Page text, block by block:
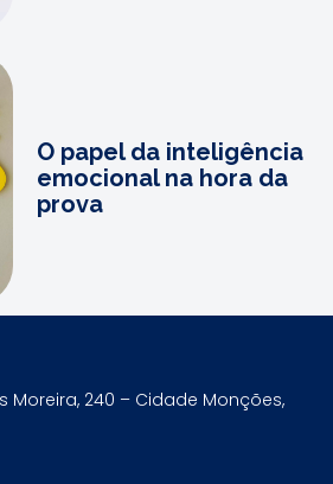
O papel da inteligência
emocional na hora da
prova
Moreira, 240 – Cidade Monções,